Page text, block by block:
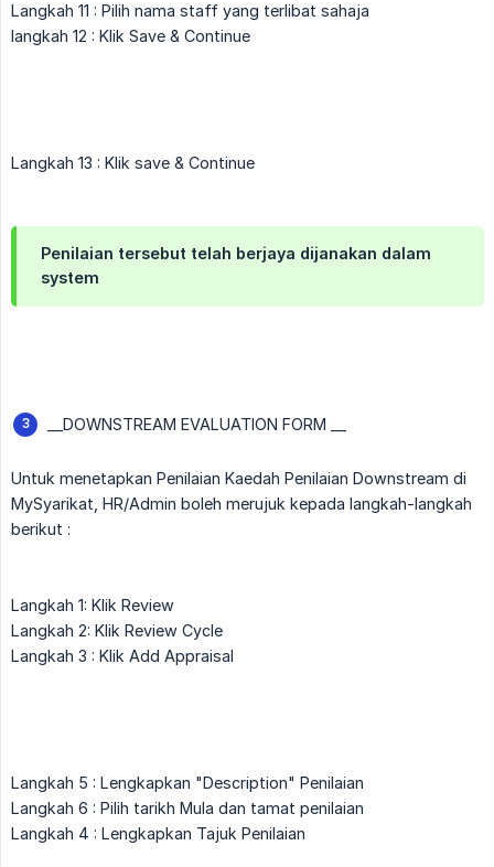
Langkah 11 : Pilih nama staff yang terlibat sahaja
langkah 12 : Klik Save & Continue
Langkah 13 : Klik save & Continue
Penilaian tersebut telah berjaya dijanakan dalam
system
__DOWNSTREAM EVALUATION FORM __
Untuk menetapkan Penilaian Kaedah Penilaian Downstream di
MySyarikat, HR/Admin boleh merujuk kepada langkah-langkah
berikut :
Langkah 1: Klik Review
Langkah 2: Klik Review Cycle
Langkah 3 : Klik Add Appraisal
Langkah 5 : Lengkapkan "Description" Penilaian
Langkah 6 : Pilih tarikh Mula dan tamat penilaian
Langkah 4 : Lengkapkan Tajuk Penilaian